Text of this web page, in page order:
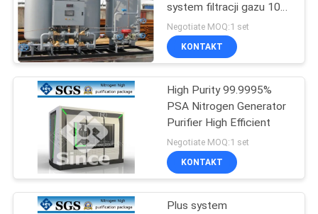
system filtracji gazu 100-
5000 Nm3 / H
Negotiate MOQ:1 set
KONTAKT
High Purity 99.9995%
PSA Nitrogen Generator
Purifier High Efficient
Negotiate MOQ:1 set
KONTAKT
Plus system